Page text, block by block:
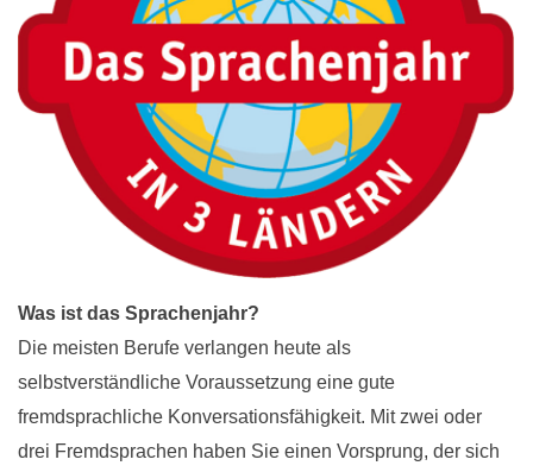
Was ist das Sprachenjahr?
Die meisten Berufe verlangen heute als
selbstverständliche Voraussetzung eine gute
fremdsprachliche Konversationsfähigkeit. Mit zwei oder
drei Fremdsprachen haben Sie einen Vorsprung, der sich